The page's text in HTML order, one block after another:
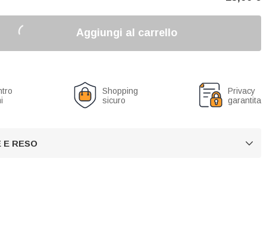
Aggiungi al carrello
Shopping
sicuro
Privacy
garantita
E RESO 